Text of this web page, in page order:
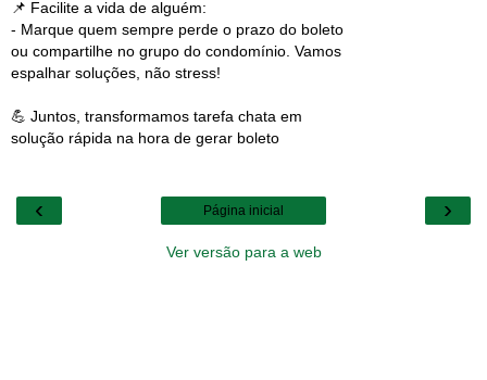
📌 Facilite a vida de alguém:
- Marque quem sempre perde o prazo do boleto
ou compartilhe no grupo do condomínio. Vamos
espalhar soluções, não stress!
💪 Juntos, transformamos tarefa chata em
solução rápida na hora de gerar boleto
‹ ›
Página inicial
Ver versão para a web